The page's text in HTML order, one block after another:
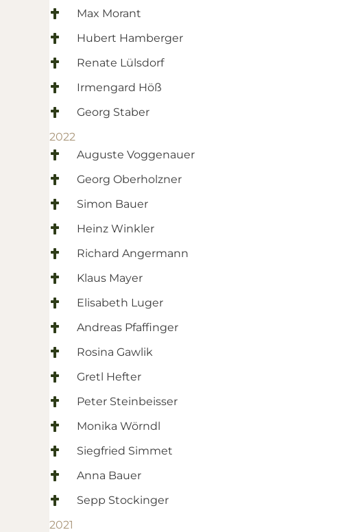
Max Morant
Hubert Hamberger
Renate Lülsdorf
Irmengard Höß
Georg Staber
2022
Auguste Voggenauer
Georg Oberholzner
Simon Bauer
Heinz Winkler
Richard Angermann
Klaus Mayer
Elisabeth Luger
Andreas Pfaffinger
Rosina Gawlik
Gretl Hefter
Peter Steinbeisser
Monika Wörndl
Siegfried Simmet
Anna Bauer
Sepp Stockinger
2021